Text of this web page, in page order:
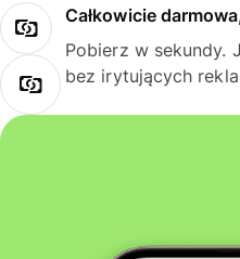
Całkowicie
Pobierz w sekundy.
bez irytujących